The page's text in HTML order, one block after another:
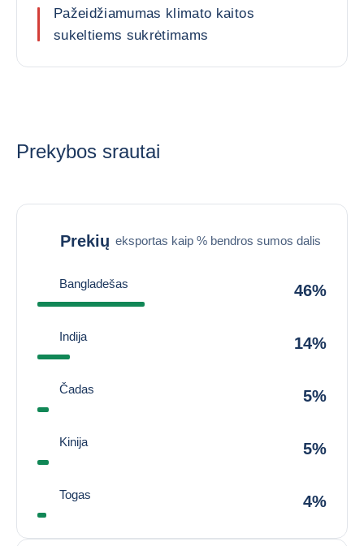
Pažeidžiamumas klimato kaitos
sukeltiems sukrėtimams
Prekybos srautai
Prekių eksportas kaip % bendros sumos dalis
Bangladešas 46%
Indija 14%
Čadas 5%
Kinija 5%
Togas 4%